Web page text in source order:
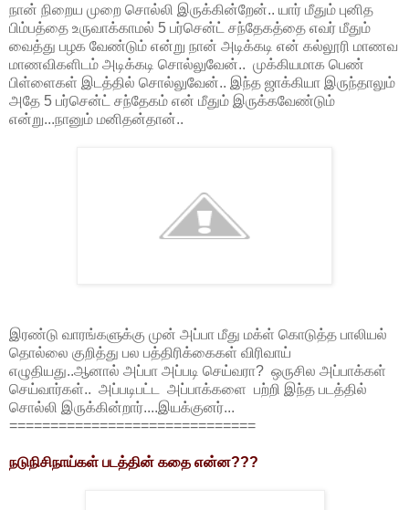
நான் நிறைய முறை சொல்லி இருக்கின்றேன்.. யார் மீதும் புனித
பிம்பத்தை உருவாக்காமல் 5 பர்சென்ட் சந்தேகத்தை எவர் மீதும்
வைத்து பழக வேண்டும் என்று நான் அடிக்கடி என் கல்லூரி மாணவ
மாணவிகளிடம் அடிக்கடி சொல்லுவேன்.. முக்கியமாக பெண்
பிள்ளைகள் இடத்தில் சொல்லுவேன்.. இந்த ஜாக்கியா இருந்தாலும்
அதே 5 பர்சென்ட் சந்தேகம் என் மீதும் இருக்கவேண்டும்
என்று...நானும் மனிதன்தான்..
இரண்டு வாரங்களுக்கு முன் அப்பா மீது மக்ள் கொடுத்த பாலியல்
தொல்லை குறித்து பல பத்திரிக்கைகள் விரிவாய்
எழுதியது..ஆனால் அப்பா அப்படி செய்வரா? ஒருசில அப்பாக்கள்
செய்வார்கள்.. அப்படிபட்ட அப்பாக்களை பற்றி இந்த படத்தில்
சொல்லி இருக்கின்றார்....இயக்குனர்...
==============================
நடுநிசிநாய்கள் படத்தின் கதை என்ன???